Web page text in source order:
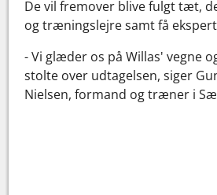
De vil fremover blive fulgt tæt,
og træningslejre samt få
- Vi glæder os på Willas' vegne
stolte over udtagelsen, siger
Nielsen, formand og træner i